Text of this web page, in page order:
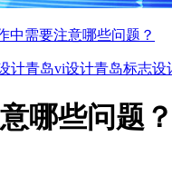
中需要注意哪些问题？
计青岛vi设计青岛标志设
哪些问题？